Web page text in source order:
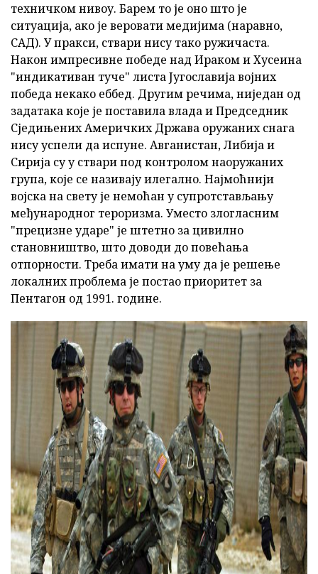
техничком нивоу. Барем то је оно што је
ситуација, ако је веровати медијима (наравно,
САД). У пракси, ствари нису тако ружичаста.
Након импресивне победе над Ираком и Хусеина
"индикативан туче" листа Југославија војних
победа некако еббед. Другим речима, ниједан од
задатака које је поставила влада и Председник
Сједињених Америчких Држава оружаних снага
нису успели да испуне. Авганистан, Либија и
Сирија су у ствари под контролом наоружаних
група, које се називају илегално. Најмоћнији
војска на свету је немоћан у супротстављању
међународног тероризма. Уместо злогласним
"прецизне ударе" је штетно за цивилно
становништво, што доводи до повећања
отпорности. Треба имати на уму да је решење
локалних проблема је постао приоритет за
Пентагон од 1991. године.